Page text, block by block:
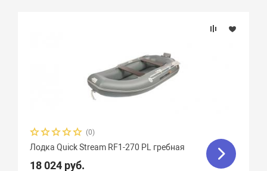
(0)
Лодка Quick Stream RF1-270 PL гребная
18 024 руб.